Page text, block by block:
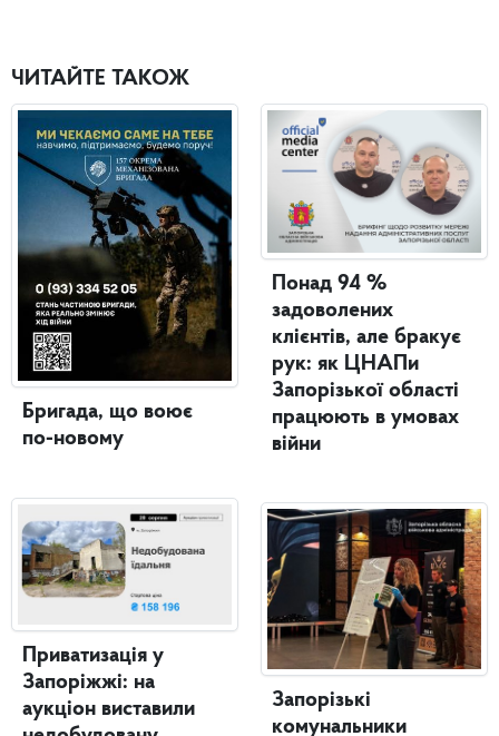
ЧИТАЙТЕ ТАКОЖ
Бригада, що воює
по-новому
Приватизація у
Запоріжжі: на
аукціон виставили
Понад 94 %
задоволених
клієнтів, але бракує
рук: як ЦНАПи
Запорізької області
працюють в умовах
війни
Запорізькі
комунальники